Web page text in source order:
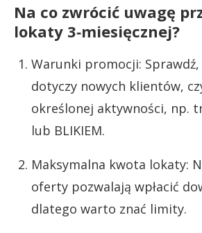
Na co zwrócić uwagę
lokaty 3‑miesięcznej?
Warunki promocji:
dotyczy nowych klientów,
określonej aktywności, np.
lub BLIKIEM.
Maksymalna kwota lokaty:
oferty pozwalają wpłacić
dlatego warto znać limity.